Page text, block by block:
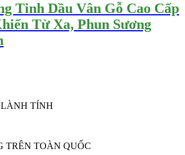
Tinh Dầu Vân Gỗ Cao Cấp
Từ Xa, Phun Sương
TÍNH
TRÊN TOÀN QUỐC